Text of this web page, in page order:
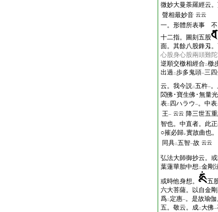
微妙大曼荼羅經云
聲相最妙音 云云
一。形體所表事 不
十二指。圖刻五股
面。其餘八股鋒刄
心股身心股兩頭難
逆順交檄相經合二檄
出過 二歩多鬼頭一三
云。我今説二五杵一
閦佛･寶生佛･無量
表二 四ハラウ 一。中表
王一 云云 降三世五
智也。中直者。此
○摧必歸レ實故曲也
同具二五智一故 云云
弘法大師御抄云。
葉蓮華胎中想 二金剛
或時他身想。
五
六大菩薩。以自金
爲二 定惠一。是故瑜
五。敬云。成二 大佛一